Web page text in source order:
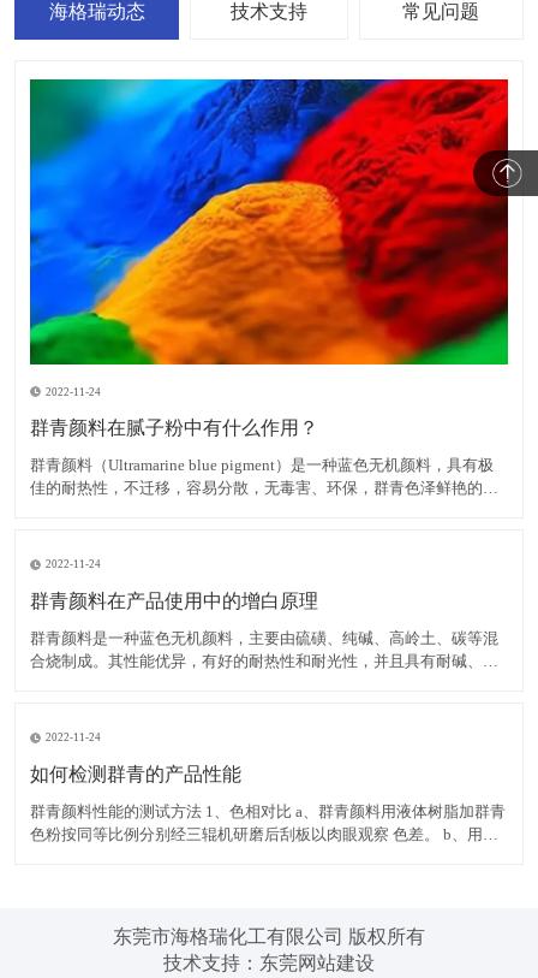
海格瑞动态 技术支持 常见问题
2022-11-24
群青颜料在腻子粉中有什么作用？
群青颜料（Ultramarine blue pigment）是一种蓝色无机颜料，具有极
佳的耐热性，不迁移，容易分散，无毒害、环保，群青色泽鲜艳的蓝
原料的灰暗色光，令腻子粉获得极
2022-11-24
群青颜料在产品使用中的增白原理
群青颜料是一种蓝色无机颜料，主要由硫磺、纯碱、高岭土、碳等混
合烧制成。其性能优异，有好的耐热性和耐光性，并且具有耐碱、不
在运用中不会导致同色异谱现象的出现，能消除白色物质内黄色色
2022-11-24
如何检测群青的产品性能
群青颜料性能的测试方法 1、色相对比 a、群青颜料用液体树脂加群青
色粉按同等比例分别经三辊机研磨后刮板以肉眼观察 色差。 b、用塑
东莞市海格瑞化工有限公司 版权所有
技术支持： 东莞网站建设